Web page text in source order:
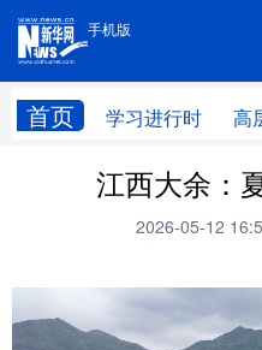
手机版
首页 学习进行时 高
手机版
网
学习进行时 高层
财经
台湾 思客智库
科技 科创
江西大余：
2026-05-12